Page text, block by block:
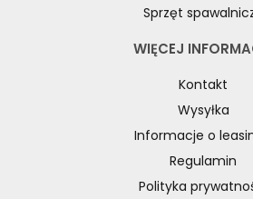
Sprzęt
WIĘCEJ
Kontakt
Wysyłka
Informacje o
Regulamin
Polityka